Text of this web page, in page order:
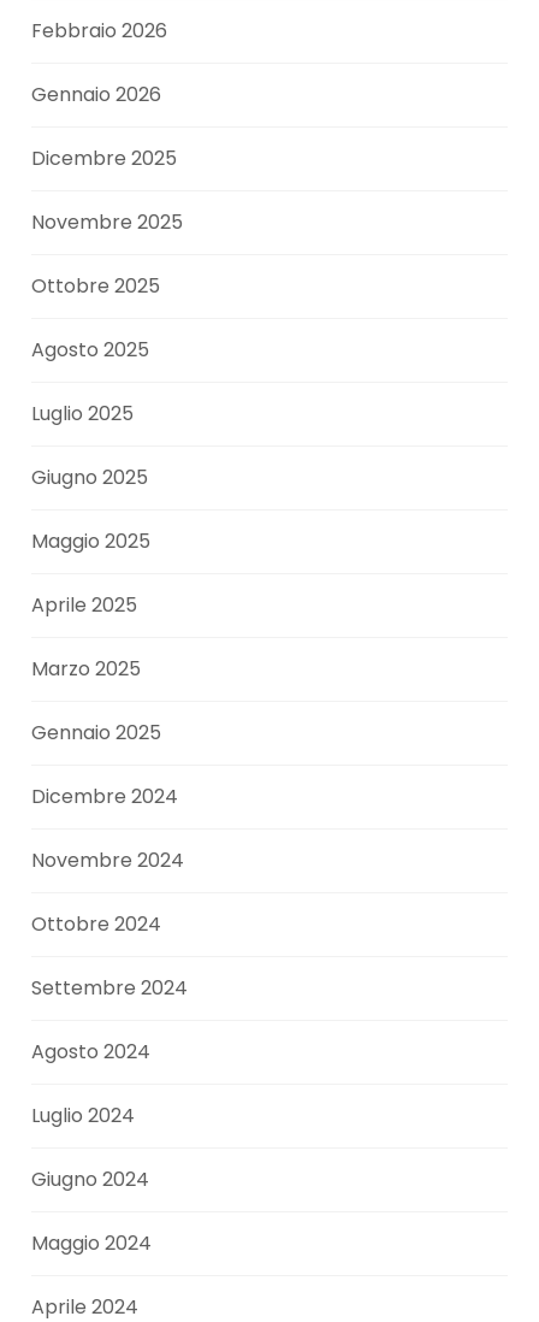
Febbraio 2026
Gennaio 2026
Dicembre 2025
Novembre 2025
Ottobre 2025
Agosto 2025
Luglio 2025
Giugno 2025
Maggio 2025
Aprile 2025
Marzo 2025
Gennaio 2025
Dicembre 2024
Novembre 2024
Ottobre 2024
Settembre 2024
Agosto 2024
Luglio 2024
Giugno 2024
Maggio 2024
Aprile 2024